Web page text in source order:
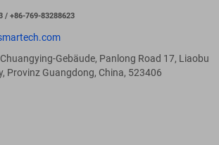
/ +86-769-83288623
Gebäude, Panlong Road 17, Liaobu
Provinz Guangdong, China, 523406